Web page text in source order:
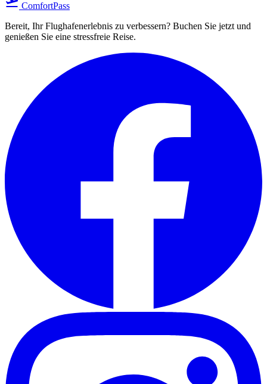
ComfortPass
Bereit, Ihr Flughafenerlebnis zu verbessern? Buchen Sie jetzt und
genießen Sie eine stressfreie Reise.